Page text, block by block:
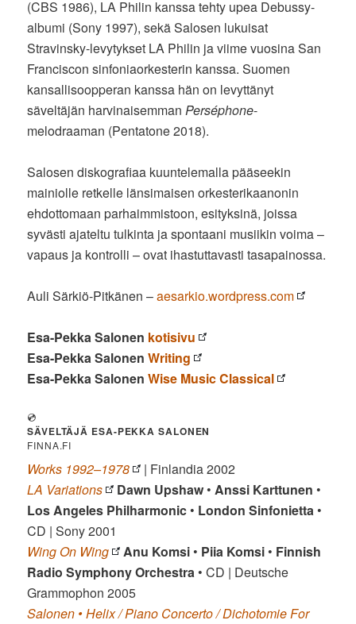
(CBS 1986), LA Philin kanssa tehty upea Debussy-
albumi (Sony 1997), sekä Salosen lukuisat
Stravinsky-levytykset LA Philin ja viime vuosina San
Franciscon sinfoniaorkesterin kanssa. Suomen
kansallisoopperan kanssa hän on levyttänyt
säveltäjän harvinaisemmanPerséphone-
melodraaman (Pentatone 2018).
Salosen diskografiaa kuuntelemalla pääseekin
mainiolle retkelle länsimaisen orkesterikaanonin
ehdottomaan parhaimmistoon, esityksinä, joissa
syvästi ajateltu tulkinta ja spontaani musiikin voima –
vapaus ja kontrolli – ovat ihastuttavasti tasapainossa.
Auli Särkiö-Pitkänen –aesarkio.wordpress.com
Esa-Pekka Salonen kotisivu
Esa-Pekka Salonen Writing
Esa-Pekka Salonen Wise Music Classical
💿
SÄVELTÄJÄ ESA-PEKKA SALONEN
FINNA.FI
Works 1992–1978
| Finlandia 2002
LA Variations
Dawn Upshaw •Anssi Karttunen •
Los Angeles Philharmonic • London Sinfonietta •
CD | Sony 2001
Wing On Wing
Anu Komsi • Piia Komsi • Finnish
Radio Symphony Orchestra • CD | Deutsche
Grammophon 2005
Salonen • Helix / Piano Concerto / Dichotomie For